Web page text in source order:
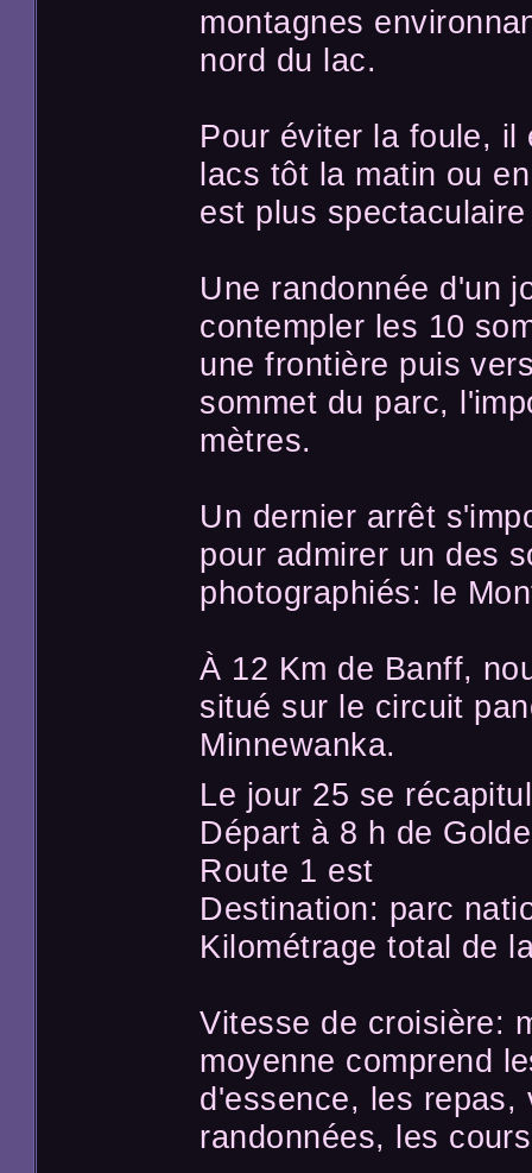
montagnes
nord du lac.
Pour éviter la foule,
lacs tôt la matin ou
est plus
Une randonnée d'un
contempler les 10
une frontière puis
sommet du parc,
mètres.
Un dernier arrêt
pour admirer un des
photographiés: le
À 12 Km de Banff,
situé sur le circuit
Minnewanka.
Le jour 25 se
Départ à 8 h de
Route 1 est
Destination: parc
Kilométrage total de
Vitesse de croisière:
moyenne comprend
d'essence, les repas,
randonnées, les